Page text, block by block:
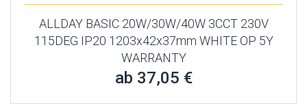
ALLDAY BASIC 20W/30W/40W 3CCT 230V
115DEG IP20 1203x42x37mm WHITE OP 5Y
WARRANTY
ab 37,05 €